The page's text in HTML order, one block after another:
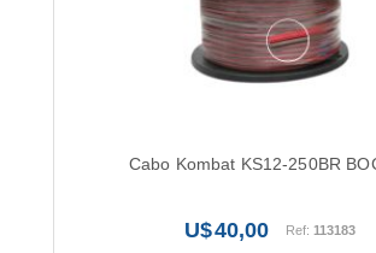
Cabo Kombat KS12-250BR
40,00 Ref: 113183